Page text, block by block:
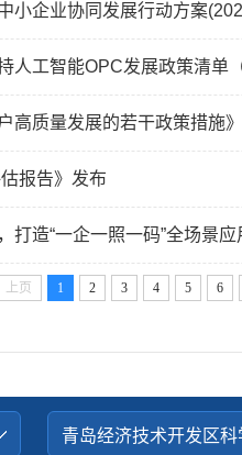
企业协同发展行动方案
工智能OPC发展政策清单
高质量发展的若干政策措施》
报告》发布
造“一企一照一码”全场景应
上页 1 2 3 4 5 6